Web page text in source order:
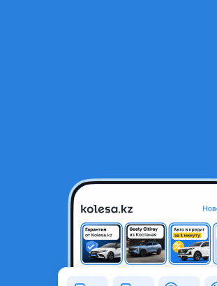
Редуктор переднего моста тойота 41.10 И 43.10